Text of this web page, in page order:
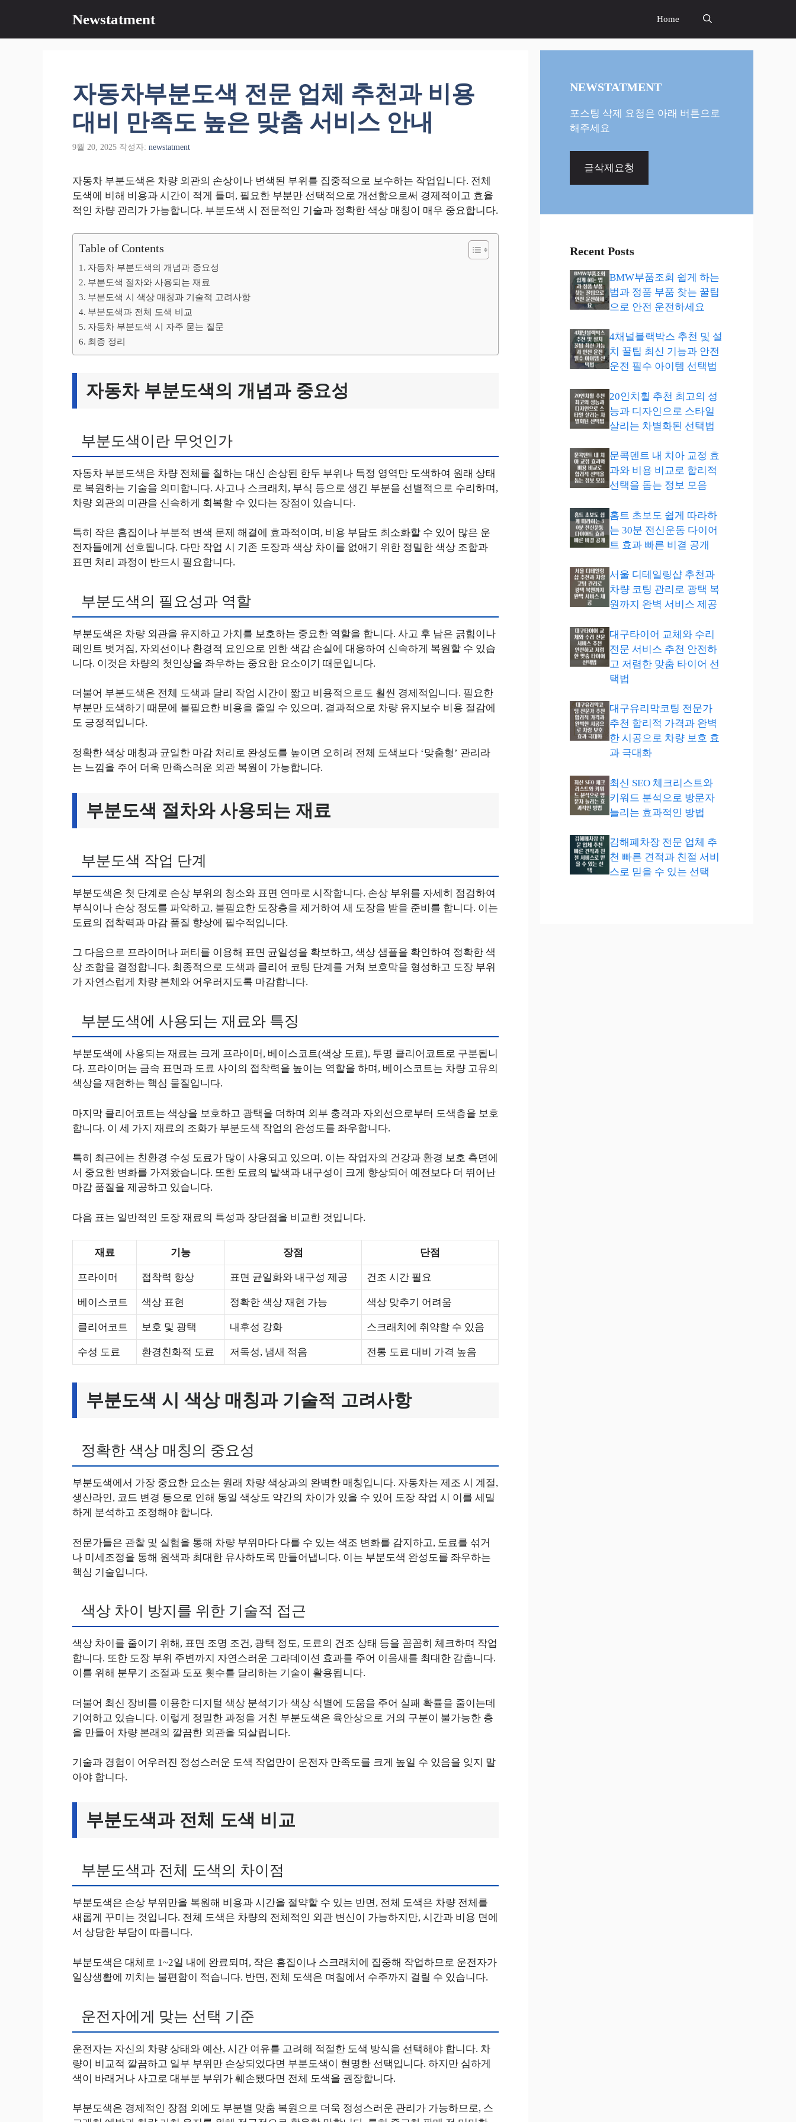
츠
Newstatment Home
자동차부분도색 전문 업체 추천과 비용
대비 만족도 높은 맞춤 서비스 안내
9월 20, 2025 작성자: newstatment
자동차 부분도색은 차량 외관의 손상이나 변색된 부위를 집중적으로 보수하는 작업입니다. 전체
도색에 비해 비용과 시간이 적게 들며, 필요한 부분만 선택적으로 개선함으로써 경제적이고 효율
적인 차량 관리가 가능합니다. 부분도색 시 전문적인 기술과 정확한 색상 매칭이 매우 중요합니다.
Table of Contents
자동차 부분도색의 개념과 중요성
부분도색 절차와 사용되는 재료
부분도색 시 색상 매칭과 기술적 고려사항
부분도색과 전체 도색 비교
자동차 부분도색 시 자주 묻는 질문
최종 정리
자동차 부분도색의 개념과 중요성
부분도색이란 무엇인가
자동차 부분도색은 차량 전체를 칠하는 대신 손상된 한두 부위나 특정 영역만 도색하여 원래 상태
로 복원하는 기술을 의미합니다. 사고나 스크래치, 부식 등으로 생긴 부분을 선별적으로 수리하며,
차량 외관의 미관을 신속하게 회복할 수 있다는 장점이 있습니다.
특히 작은 흠집이나 부분적 변색 문제 해결에 효과적이며, 비용 부담도 최소화할 수 있어 많은 운
전자들에게 선호됩니다. 다만 작업 시 기존 도장과 색상 차이를 없애기 위한 정밀한 색상 조합과
표면 처리 과정이 반드시 필요합니다.
부분도색의 필요성과 역할
부분도색은 차량 외관을 유지하고 가치를 보호하는 중요한 역할을 합니다. 사고 후 남은 긁힘이나
페인트 벗겨짐, 자외선이나 환경적 요인으로 인한 색감 손실에 대응하여 신속하게 복원할 수 있습
니다. 이것은 차량의 첫인상을 좌우하는 중요한 요소이기 때문입니다.
더불어 부분도색은 전체 도색과 달리 작업 시간이 짧고 비용적으로도 훨씬 경제적입니다. 필요한
부분만 도색하기 때문에 불필요한 비용을 줄일 수 있으며, 결과적으로 차량 유지보수 비용 절감에
도 긍정적입니다.
정확한 색상 매칭과 균일한 마감 처리로 완성도를 높이면 오히려 전체 도색보다 ‘맞춤형’ 관리라
는 느낌을 주어 더욱 만족스러운 외관 복원이 가능합니다.
부분도색 절차와 사용되는 재료
부분도색 작업 단계
부분도색은 첫 단계로 손상 부위의 청소와 표면 연마로 시작합니다. 손상 부위를 자세히 점검하여
부식이나 손상 정도를 파악하고, 불필요한 도장층을 제거하여 새 도장을 받을 준비를 합니다. 이는
도료의 접착력과 마감 품질 향상에 필수적입니다.
그 다음으로 프라이머나 퍼티를 이용해 표면 균일성을 확보하고, 색상 샘플을 확인하여 정확한 색
상 조합을 결정합니다. 최종적으로 도색과 클리어 코팅 단계를 거쳐 보호막을 형성하고 도장 부위
가 자연스럽게 차량 본체와 어우러지도록 마감합니다.
부분도색에 사용되는 재료와 특징
부분도색에 사용되는 재료는 크게 프라이머, 베이스코트(색상 도료), 투명 클리어코트로 구분됩니
다. 프라이머는 금속 표면과 도료 사이의 접착력을 높이는 역할을 하며, 베이스코트는 차량 고유의
색상을 재현하는 핵심 물질입니다.
마지막 클리어코트는 색상을 보호하고 광택을 더하며 외부 충격과 자외선으로부터 도색층을 보호
합니다. 이 세 가지 재료의 조화가 부분도색 작업의 완성도를 좌우합니다.
특히 최근에는 친환경 수성 도료가 많이 사용되고 있으며, 이는 작업자의 건강과 환경 보호 측면에
서 중요한 변화를 가져왔습니다. 또한 도료의 발색과 내구성이 크게 향상되어 예전보다 더 뛰어난
마감 품질을 제공하고 있습니다.
다음 표는 일반적인 도장 재료의 특성과 장단점을 비교한 것입니다.
재료 기능 장점 단점
프라이머 접착력 향상 표면 균일화와 내구성 제공 건조 시간 필요
베이스코트 색상 표현 정확한 색상 재현 가능 색상 맞추기 어려움
클리어코트 보호 및 광택 내후성 강화 스크래치에 취약할 수 있음
수성 도료 환경친화적 도료 저독성, 냄새 적음 전통 도료 대비 가격 높음
부분도색 시 색상 매칭과 기술적 고려사항
정확한 색상 매칭의 중요성
부분도색에서 가장 중요한 요소는 원래 차량 색상과의 완벽한 매칭입니다. 자동차는 제조 시 계절,
생산라인, 코드 변경 등으로 인해 동일 색상도 약간의 차이가 있을 수 있어 도장 작업 시 이를 세밀
하게 분석하고 조정해야 합니다.
전문가들은 관찰 및 실험을 통해 차량 부위마다 다를 수 있는 색조 변화를 감지하고, 도료를 섞거
나 미세조정을 통해 원색과 최대한 유사하도록 만들어냅니다. 이는 부분도색 완성도를 좌우하는
핵심 기술입니다.
색상 차이 방지를 위한 기술적 접근
색상 차이를 줄이기 위해, 표면 조명 조건, 광택 정도, 도료의 건조 상태 등을 꼼꼼히 체크하며 작업
합니다. 또한 도장 부위 주변까지 자연스러운 그라데이션 효과를 주어 이음새를 최대한 감춥니다.
이를 위해 분무기 조절과 도포 횟수를 달리하는 기술이 활용됩니다.
더불어 최신 장비를 이용한 디지털 색상 분석기가 색상 식별에 도움을 주어 실패 확률을 줄이는데
기여하고 있습니다. 이렇게 정밀한 과정을 거친 부분도색은 육안상으로 거의 구분이 불가능한 층
을 만들어 차량 본래의 깔끔한 외관을 되살립니다.
기술과 경험이 어우러진 정성스러운 도색 작업만이 운전자 만족도를 크게 높일 수 있음을 잊지 말
아야 합니다.
부분도색과 전체 도색 비교
부분도색과 전체 도색의 차이점
부분도색은 손상 부위만을 복원해 비용과 시간을 절약할 수 있는 반면, 전체 도색은 차량 전체를
새롭게 꾸미는 것입니다. 전체 도색은 차량의 전체적인 외관 변신이 가능하지만, 시간과 비용 면에
서 상당한 부담이 따릅니다.
부분도색은 대체로 1~2일 내에 완료되며, 작은 흠집이나 스크래치에 집중해 작업하므로 운전자가
일상생활에 끼치는 불편함이 적습니다. 반면, 전체 도색은 며칠에서 수주까지 걸릴 수 있습니다.
운전자에게 맞는 선택 기준
운전자는 자신의 차량 상태와 예산, 시간 여유를 고려해 적절한 도색 방식을 선택해야 합니다. 차
량이 비교적 깔끔하고 일부 부위만 손상되었다면 부분도색이 현명한 선택입니다. 하지만 심하게
색이 바래거나 사고로 대부분 부위가 훼손됐다면 전체 도색을 권장합니다.
부분도색은 경제적인 장점 외에도 부분별 맞춤 복원으로 더욱 정성스러운 관리가 가능하므로, 스
NEWSTATMENT
포스팅 삭제 요청은 아래 버튼으로
해주세요
글삭제요청
Recent Posts
BMW부품조회 쉽게 하는
법과 정품 부품 찾는 꿀팁
으로 안전 운전하세요
4채널블랙박스 추천 및 설
치 꿀팁 최신 기능과 안전
운전 필수 아이템 선택법
20인치휠 추천 최고의 성
능과 디자인으로 스타일
살리는 차별화된 선택법
문콕덴트 내 치아 교정 효
과와 비용 비교로 합리적
선택을 돕는 정보 모음
홈트 초보도 쉽게 따라하
는 30분 전신운동 다이어
트 효과 빠른 비결 공개
서울 디테일링샵 추천과
차량 코팅 관리로 광택 복
원까지 완벽 서비스 제공
대구타이어 교체와 수리
전문 서비스 추천 안전하
고 저렴한 맞춤 타이어 선
택법
대구유리막코팅 전문가
추천 합리적 가격과 완벽
한 시공으로 차량 보호 효
과 극대화
최신 SEO 체크리스트와
키워드 분석으로 방문자
늘리는 효과적인 방법
김해폐차장 전문 업체 추
천 빠른 견적과 친절 서비
스로 믿을 수 있는 선택